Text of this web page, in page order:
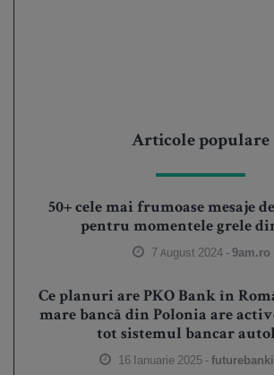
Articole populare
50+ cele mai frumoase mesaje
pentru momentele grele
7 August 2024 -9am.ro
Ce planuri are PKO Bank în
mare bancă din Polonia are
tot sistemul bancar
16 Ianuarie 2025 -